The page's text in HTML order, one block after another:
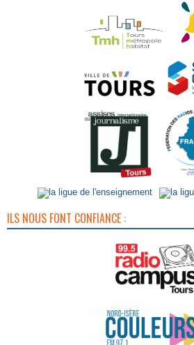
ILS NOUS FONT CONFIANCE :